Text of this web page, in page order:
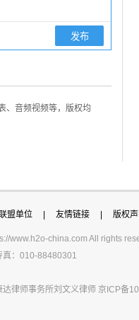
、音频视频等，版权均
盟单位 友情链接 版权
www.h2o-china.com All rights
真：010-88480301
律师事务所刘文义律师 京ICP备